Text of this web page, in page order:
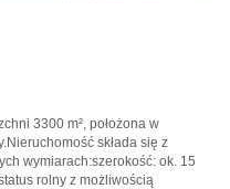
3300 m², położona w
składa się z
wymiarach:szerokość: ok. 15
rolny z możliwością